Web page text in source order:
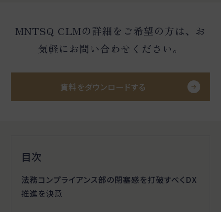
MNTSQ CLMの詳細をご希望の方は、お
気軽にお問い合わせください。
資料をダウンロードする
目次
法務コンプライアンス部の閉塞感を打破すべくDX
推進を決意